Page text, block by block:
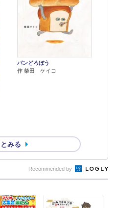
パンどろぼう
作 柴田 ケイコ
みる
Recommended by